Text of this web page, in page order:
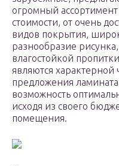
огромный
стоимости, от очень
видов покрытия,
разнообразие
влагостойкой
являются
предложения
возможность
исходя из своего
помещения.